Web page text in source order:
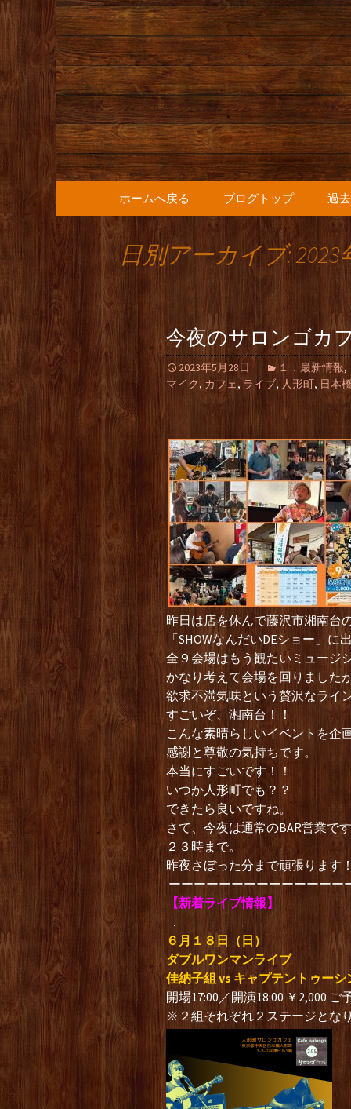
人形町の
知らせ
人形町の音楽カフェ『365
コンテンツへ移動
ホームへ戻る ブログトップ 過
日別アーカイブ: 2023
今夜のサロンゴカ
2023年5月28日 １．最新情報,
マイク, カフェ,ライブ, 人形町, 日本
昨日は店を休んで藤沢市湘南台
「SHOWなんだいDEショー」
全９会場はもう観たいミュージ
かなり考えて会場を回りました
欲求不満気味という贅沢なライ
すごいぞ、湘南台！！
こんな素晴らしいイベントを企
感謝と尊敬の気持ちです。
本当にすごいです！！
いつか人形町でも？？
できたら良いですね。
さて、今夜は通常のBAR営業で
２３時まで。
昨夜さぼった分まで頑張ります
ーーーーーーーーーーーーーー
【新着ライブ情報】
．
６月１８ 日（日）
ダブルワンマンライブ
佳納子組 vs キャプテントゥーシ
開場17:00／開演18:00 ￥2,000 ご
※２組それぞれ２ステージとな